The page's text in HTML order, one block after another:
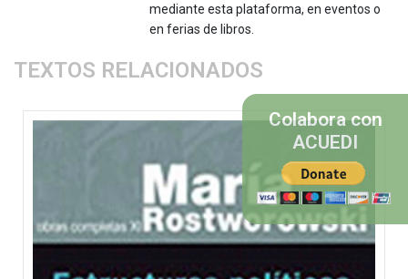
mediante esta plataforma, en eventos o
en ferias de libros.
TEXTOS RELACIONADOS
Colabora con
ACUEDI